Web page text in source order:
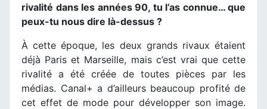
rivalité dans les années 90, tu l’as connue… que
peux-tu nous dire là-dessus ?
À cette époque, les deux grands rivaux étaient
déjà Paris et Marseille, mais c’est vrai que cette
rivalité a été créée de toutes pièces par les
médias. Canal+ a d’ailleurs beaucoup profité de
cet effet de mode pour développer son image.